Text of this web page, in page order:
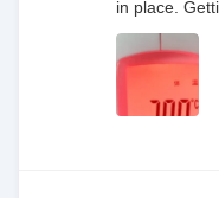
in place.